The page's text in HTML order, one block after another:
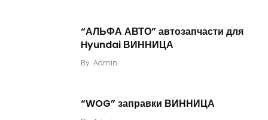
“АЛЬФА АВТО” автозапчасти для
Hyundai ВИННИЦА
By Admin
“WOG” заправки ВИННИЦА